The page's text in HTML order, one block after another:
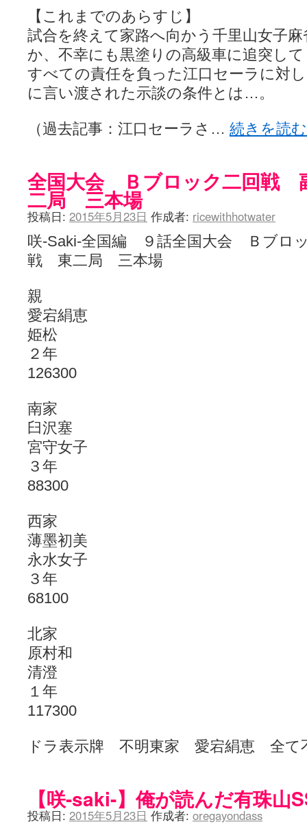
【これまでのあらすじ】
試合を終えて家路へ向かう千里山女子
か、不幸にも黒塗りの高級車に追突し
すべての責任を負った江口セーラに対
に言い渡された示談の条件とは…。
（過去記事：江口セーラさ… 続きを読
全国大会 Ｂブロック二回
二局 三本場
投稿日: 2015年5月23日 作成者: ricewithhotwater
咲-Saki-全国編 ９話全国大会 Ｂブ
戦 東二局 三本場
親
愛宕絹恵
姫松
２年
126300
南家
臼沢塞
宮守女子
３年
88300
西家
薄墨初美
永水女子
３年
68100
北家
原村和
清澄
１年
117300
ドラ表示牌 不明東家 愛宕絹恵 全
【咲-saki-】俺が読んだ有珠山
投稿日: 2015年5月23日 作成者: oregayondass